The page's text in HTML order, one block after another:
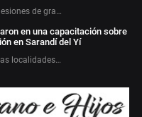
de gra…
en una capacitación sobre
en Sarandí del Yí
localidades…